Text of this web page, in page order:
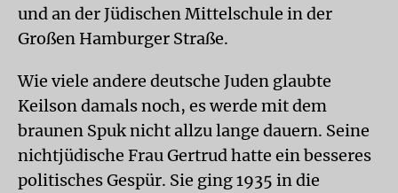
und an der Jüdischen Mittelschule in der
Großen Hamburger Straße.
Wie viele andere deutsche Juden glaubte
Keilson damals noch, es werde mit dem
braunen Spuk nicht allzu lange dauern. Seine
nichtjüdische Frau Gertrud hatte ein besseres
politisches Gespür. Sie ging 1935 in die